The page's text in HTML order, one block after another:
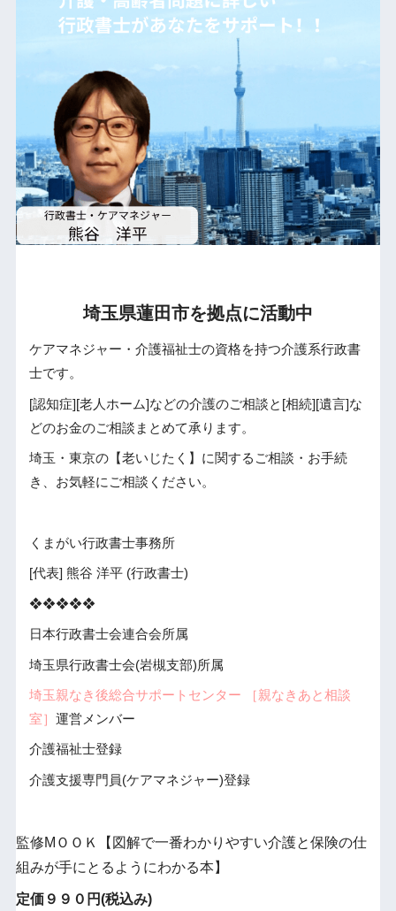
埼玉県蓮田市を拠点に活動中
ケアマネジャー・介護福祉士の資格を持つ介護系行政書
士です。
[認知症][老人ホーム]などの介護のご相談と[相続][遺言]な
どのお金のご相談まとめて承ります。
埼玉・東京の【老いじたく】に関するご相談・お手続
き、お気軽にご相談ください。
くまがい行政書士事務所
[代表] 熊谷 洋平 (行政書士)
❖❖❖❖❖
日本行政書士会連合会所属
埼玉県行政書士会(岩槻支部)所属
埼玉親なき後総合サポートセンター ［親なきあと相談
室］ 運営メンバー
介護福祉士登録
介護支援専門員(ケアマネジャー)登録
監修МＯＯＫ【図解で一番わかりやすい介護と保険の仕
組みが手にとるようにわかる本】
定価９９０円(税込み)